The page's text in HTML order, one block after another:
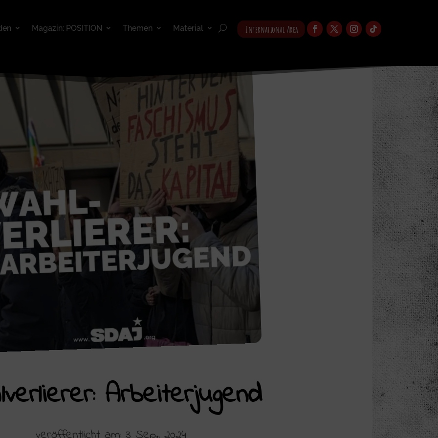
Magazin: POSITION Themen Material International Area
Arbeiterjugend